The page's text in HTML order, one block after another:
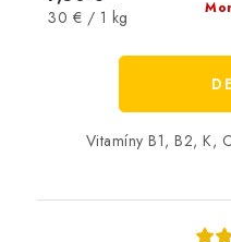
Jednotková
30 € / 1 kg
Vitamíny B1, B2, K,